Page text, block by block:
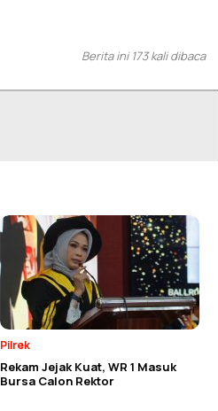
Berita ini 173 kali dibaca
Pilrek
Rekam Jejak Kuat, WR 1 Masuk
Bursa Calon Rektor